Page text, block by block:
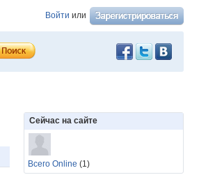
Войти или
Сейчас на сайте
Всего Online (1)